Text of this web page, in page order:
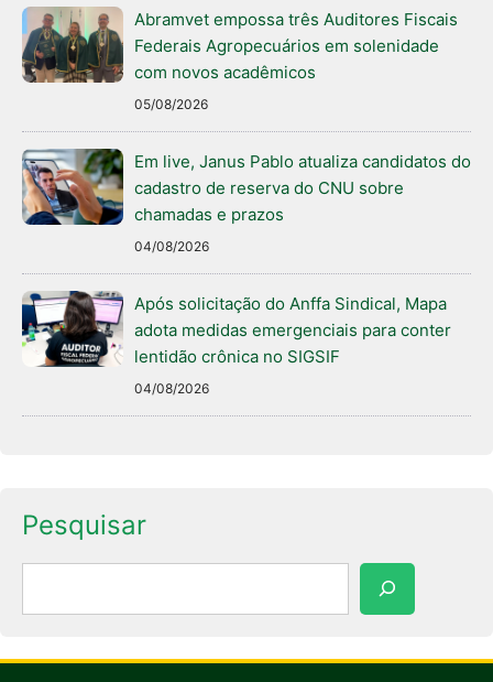
Abramvet empossa três Auditores Fiscais
Federais Agropecuários em solenidade
com novos acadêmicos
05/08/2026
Em live, Janus Pablo atualiza candidatos do
cadastro de reserva do CNU sobre
chamadas e prazos
04/08/2026
Após solicitação do Anffa Sindical, Mapa
adota medidas emergenciais para conter
lentidão crônica no SIGSIF
04/08/2026
Pesquisar